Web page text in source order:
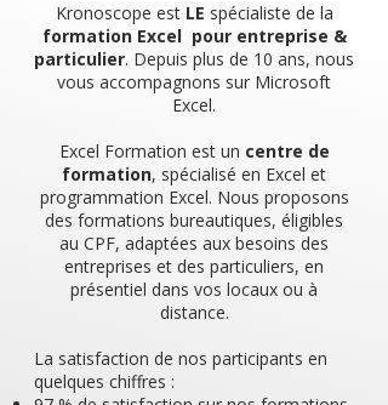
Kronoscope est LE spécialiste de la
formation Excel pour entreprise &
particulier. Depuis plus de 10 ans, nous
vous accompagnons sur Microsoft
Excel.
Excel Formation est un centre de
formation, spécialisé en Excel et
programmation Excel. Nous proposons
des formations bureautiques, éligibles
au CPF, adaptées aux besoins des
entreprises et des particuliers, en
présentiel dans vos locaux ou à
distance.
La satisfaction de nos participants en
quelques chiffres :